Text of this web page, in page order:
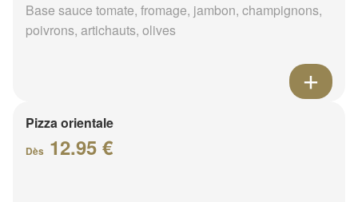
Base sauce tomate, fromage, jambon, champignons,
poivrons, artichauts, olives
Pizza orientale
Dès 12.95 €